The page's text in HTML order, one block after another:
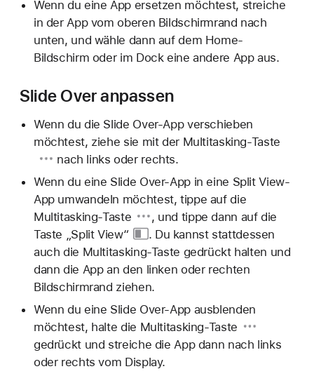
Wenn du eine App ersetzen möchtest, streiche
in der App vom oberen Bildschirmrand nach
unten, und wähle dann auf dem Home-
Bildschirm oder im Dock eine andere App aus.
Slide Over anpassen
Wenn du die Slide Over-App verschieben
möchtest, ziehe sie mit der Multitasking-Taste
nach links oder rechts.
Wenn du eine Slide Over-App in eine Split View-
App umwandeln möchtest, tippe auf die
Multitasking-Taste
, und tippe dann auf die
Taste „Split View“
. Du kannst stattdessen
auch die Multitasking-Taste gedrückt halten und
dann die App an den linken oder rechten
Bildschirmrand ziehen.
Wenn du eine Slide Over-App ausblenden
möchtest, halte die Multitasking-Taste
gedrückt und streiche die App dann nach links
oder rechts vom Display.